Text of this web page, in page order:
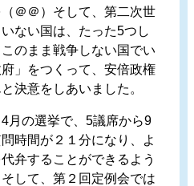
＠＠）そして、第二次世
ない国は、たった5つし
のまま戦争しない国でい
」をつくって、安倍政権
決意をしあいました。
月の選挙で、5議席から9
時間が２１分になり、よ
弁することができるよう
して、第２回定例会では